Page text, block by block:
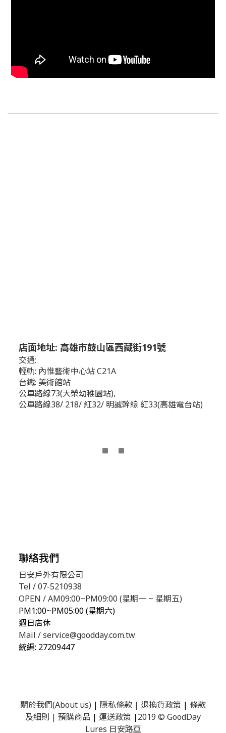
店面地址: 高雄市鼓山區西藏街191號
交通:
輕軌: 內惟藝術中心站 C21A
台鐵: 美術館站
公車路線73(大榮幼稚園站),
公車路線38/ 218/ 紅32/ 明誠幹線 紅33(高雄電台站)
聯絡我們
日安戶外有限公司
Tel / 07-5210938
OPEN / AM09:00~PM09:00 (星期一 ~ 星期五)
PM1:00~PM05:00 (星期六)
週日店休
Mail / service@goodday.com.tw
統編: 27209447
關於我們(About us) | 隱私條款 | 退換貨政策 | 條款
及細則 | 預購商品 | 運送政策 |2019 © GoodDay
Lures 日安路亞